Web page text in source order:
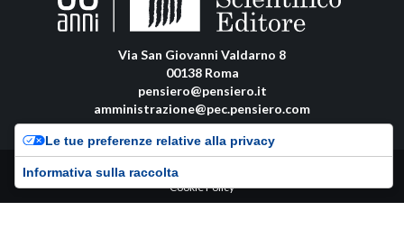
Via San Giovanni Valdarno 8
00138 Roma
pensiero@pensiero.it
amministrazione@pec.pensiero.com
Riproduzione e diritti riservati - ISSN online: 0037-8798 |
Cookie Policy
Le tue preferenze relative alla privacy
Informativa sulla raccolta